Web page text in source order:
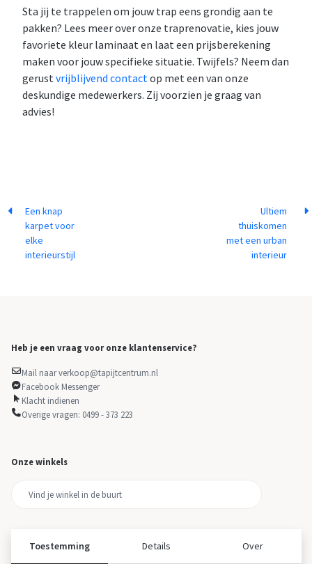
Sta jij te trappelen om jouw trap eens grondig aan te
pakken? Lees meer over onze traprenovatie, kies jouw
favoriete kleur laminaat en laat een prijsberekening
maken voor jouw specifieke situatie. Twijfels? Neem dan
gerust vrijblijvend contact op met een van onze
deskundige medewerkers. Zij voorzien je graag van
advies!
Een knap
karpet voor
elke
interieurstijl
Ultiem
thuiskomen
met een urban
interieur
Heb je een vraag voor onze klantenservice?
Mail naar verkoop@tapijtcentrum.nl
Facebook Messenger
Klacht indienen
Overige vragen: 0499 - 373 223
Onze winkels
Toestemming Details Over